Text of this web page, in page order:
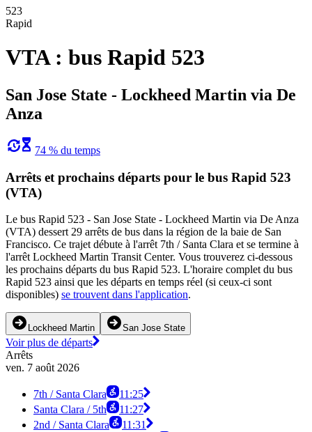
523
Rapid
VTA : bus Rapid 523
San Jose State - Lockheed Martin via De
Anza
74 % du temps
Arrêts et prochains départs pour le bus Rapid 523
(VTA)
Le bus Rapid 523 - San Jose State - Lockheed Martin via De Anza
(VTA) dessert 29 arrêts de bus dans la région de la baie de San
Francisco. Ce trajet débute à l'arrêt 7th / Santa Clara et se termine à
l'arrêt Lockheed Martin Transit Center. Vous trouverez ci-dessous
les prochains départs du bus Rapid 523. L'horaire complet du bus
Rapid 523 ainsi que les départs en temps réel (si ceux-ci sont
disponibles) se trouvent dans l'application.
Lockheed Martin San Jose State
Voir plus de départs
Arrêts
ven. 7 août 2026
7th / Santa Clara
11:25
Santa Clara / 5th
11:27
2nd / Santa Clara
11:31